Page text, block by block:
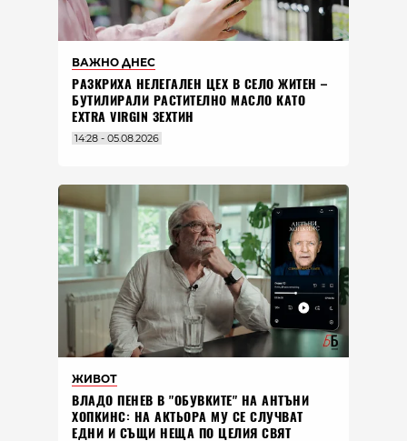
ВАЖНО ДНЕС
РАЗКРИХА НЕЛЕГАЛЕН ЦЕХ В СЕЛО ЖИТЕН –
БУТИЛИРАЛИ РАСТИТЕЛНО МАСЛО КАТО
EXTRA VIRGIN ЗЕХТИН
14:28 - 05.08.2026
ЖИВОТ
ВЛАДO ПЕНЕВ В "ОБУВКИТЕ" НА АНТЪНИ
ХОПКИНС: НА АКТЬОРА МУ СЕ СЛУЧВАТ
ЕДНИ И СЪЩИ НЕЩА ПО ЦЕЛИЯ СВЯТ